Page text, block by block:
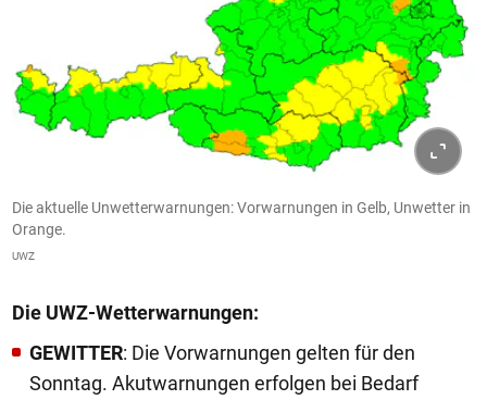
Die aktuelle Unwetterwarnungen: Vorwarnungen in Gelb, Unwetter in
Orange.
UWZ
Die UWZ-Wetterwarnungen:
GEWITTER: Die Vorwarnungen gelten für den
Sonntag. Akutwarnungen erfolgen bei Bedarf